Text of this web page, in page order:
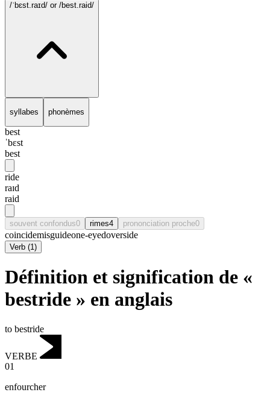
/ˈbɛst.raɪd/ or /best.raid/
syllabes phonèmes
best
ˈbɛst
best
ride
raɪd
raid
souvent confondus0 rimes4 prononciation proche0
coincidemisguideone-eyedoverside
Verb (1)
Définition et signification de «
bestride » en anglais
to bestride
VERBE
01
enfourcher